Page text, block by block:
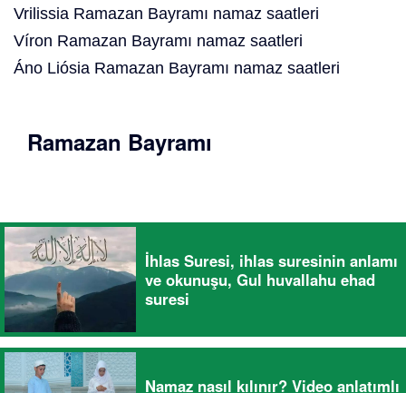
Vrilissia Ramazan Bayramı namaz saatleri
Víron Ramazan Bayramı namaz saatleri
Áno Liósia Ramazan Bayramı namaz saatleri
Ramazan Bayramı
İhlas Suresi, ihlas suresinin anlamı
ve okunuşu, Gul huvallahu ehad
suresi
Namaz nasıl kılınır? Video anlatımlı